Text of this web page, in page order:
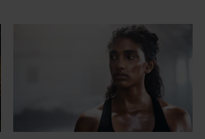
viktigt byggmaterial i bland annat
muskler, leder, brosk, senor och
ligament. Redan från omkring
25-årsåldern börjar kroppens
egen kollagenproduktion minska,
samtidigt som nedbrytningen
gradvis ökar. Ålder, fysisk